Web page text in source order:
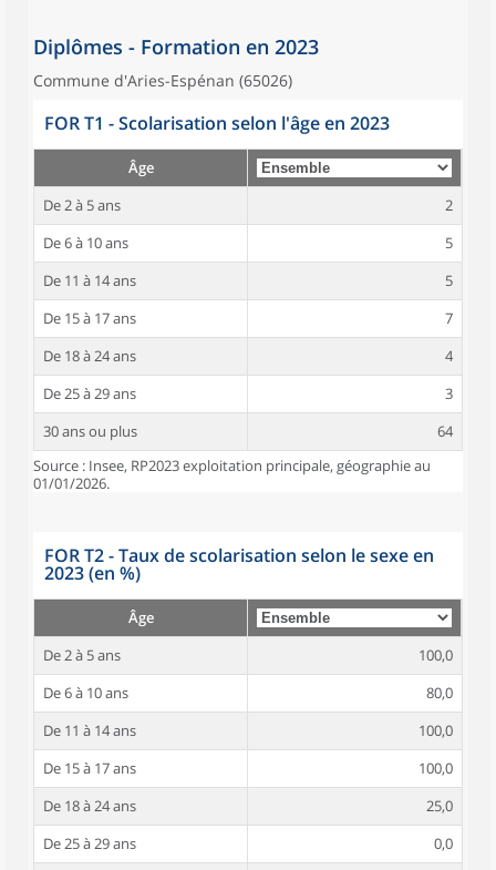
Diplômes - Formation en 2023
Commune d'Aries-Espénan (65026)
FOR T1 - Scolarisation selon l'âge en 2023
Âge
De 2 à 5 ans
2
De 6 à 10 ans
5
De 11 à 14 ans
5
De 15 à 17 ans
7
De 18 à 24 ans
4
De 25 à 29 ans
3
30 ans ou plus
64
Source : Insee, RP2023 exploitation principale, géographie au
01/01/2026.
FOR T2 - Taux de scolarisation selon le sexe en
2023 (en %)
Âge
De 2 à 5 ans
100,0
De 6 à 10 ans
80,0
De 11 à 14 ans
100,0
De 15 à 17 ans
100,0
De 18 à 24 ans
25,0
De 25 à 29 ans
0,0